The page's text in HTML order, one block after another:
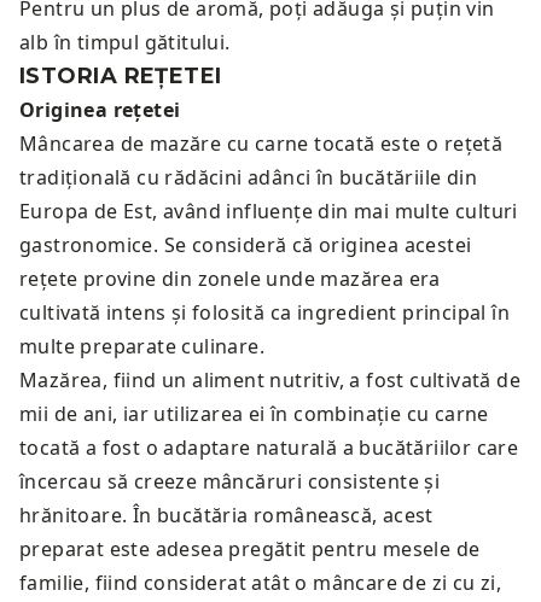
Pentru un plus de aromă, poți adăuga și puțin vin
alb în timpul gătitului.
ISTORIA REȚETEI
Originea rețetei
Mâncarea de mazăre cu carne tocată este o rețetă
tradițională cu rădăcini adânci în bucătăriile din
Europa de Est, având influențe din mai multe culturi
gastronomice. Se consideră că originea acestei
rețete provine din zonele unde mazărea era
cultivată intens și folosită ca ingredient principal în
multe preparate culinare.
Mazărea, fiind un aliment nutritiv, a fost cultivată de
mii de ani, iar utilizarea ei în combinație cu carne
tocată a fost o adaptare naturală a bucătăriilor care
încercau să creeze mâncăruri consistente și
hrănitoare. În bucătăria românească, acest
preparat este adesea pregătit pentru mesele de
familie, fiind considerat atât o mâncare de zi cu zi,